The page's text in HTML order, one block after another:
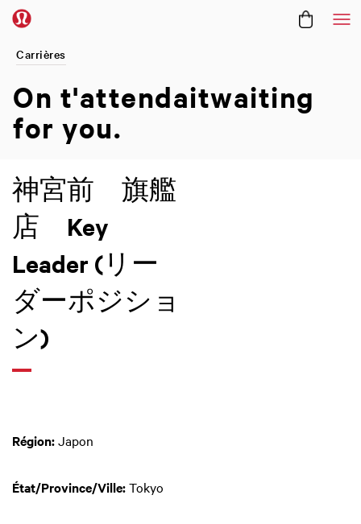
Carrières
On t'attendait ​waiting
for you.
神宮前 旗艦
店 Key
Leader (リー
ダーポジショ
ン)
Région:Japon
État/Province/Ville:Tokyo